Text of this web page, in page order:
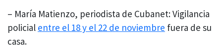
– María Matienzo, periodista de Cubanet: Vigilancia
policial entre el 18 y el 22 de noviembre fuera de su
casa.